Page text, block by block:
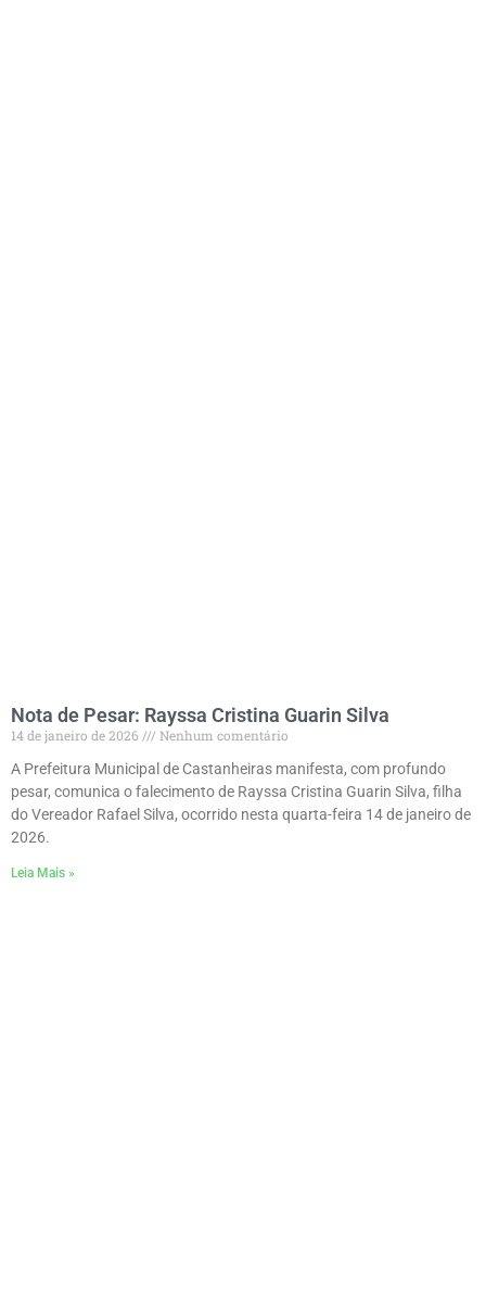
Nota de Pesar: Rayssa Cristina Guarin Silva
14 de janeiro de 2026
Nenhum comentário
A Prefeitura Municipal de Castanheiras manifesta, com profundo
pesar, comunica o falecimento de Rayssa Cristina Guarin Silva, filha
do Vereador Rafael Silva, ocorrido nesta quarta-feira 14 de janeiro de
2026.
Leia Mais »